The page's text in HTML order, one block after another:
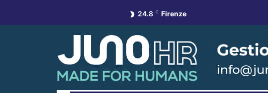
24.8 C Firenze